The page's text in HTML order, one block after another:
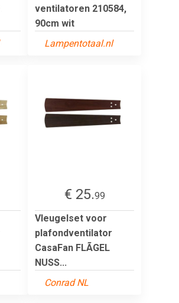
ventilatoren 210584,
90cm wit
Lampentotaal.nl
€ 25.99
Vleugelset voor
plafondventilator
CasaFan FLÃGEL
NUSS...
Conrad NL